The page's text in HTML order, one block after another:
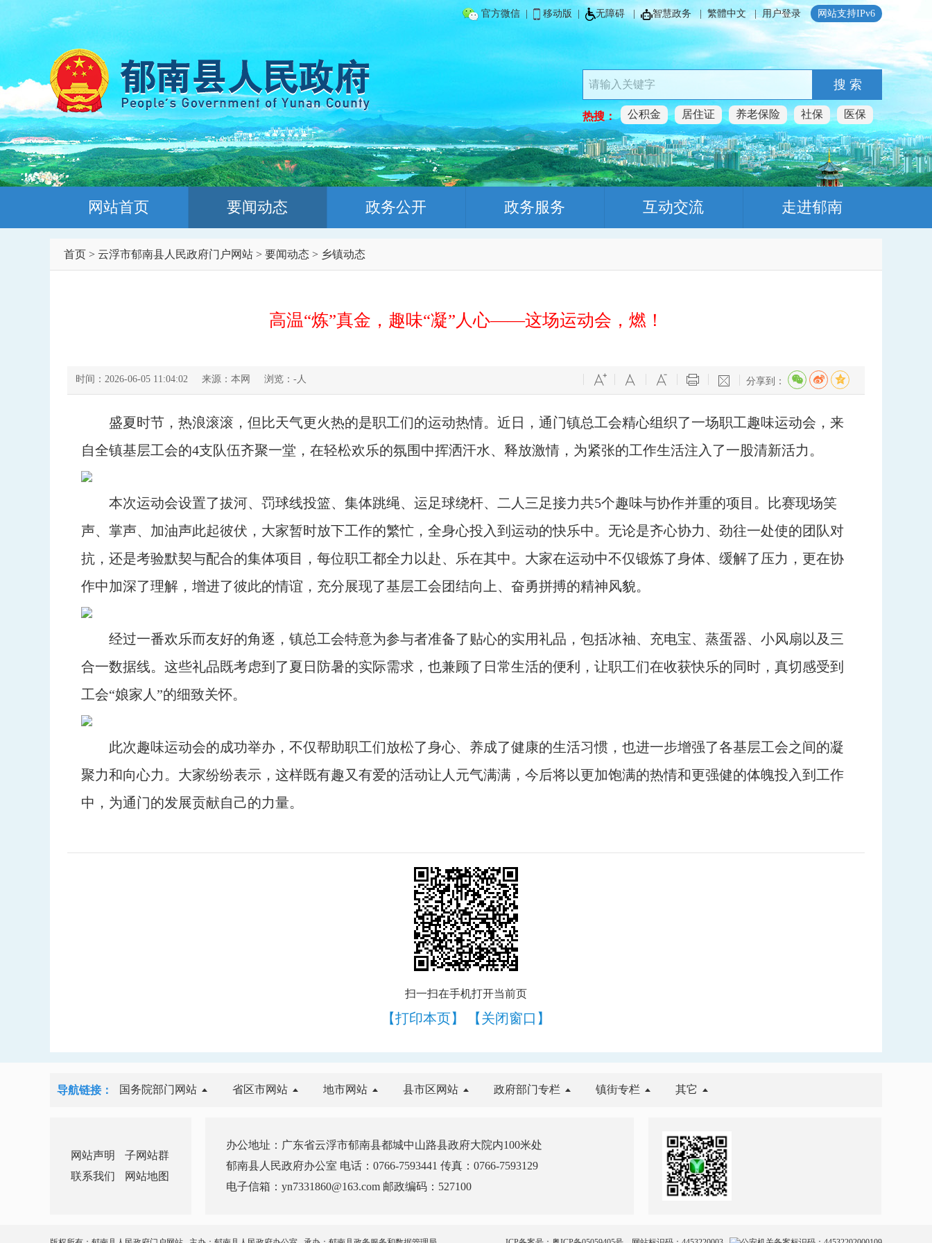
官方微信 移动版 无障碍 | 智慧政务| 繁體中文| 用户登录 网站支持IPv6
搜 索
热搜： 公积金 居住证 养老保险 社保 医保
网站首页 要闻动态 政务公开 政务服务 互动交流 走进郁南
首页 > 云浮市郁南县人民政府门户网站 > 要闻动态 > 乡镇动态
高温“炼”真金，趣味“凝”人心——这场运动会，燃！
时间：2026-06-05 11:04:02 来源：本网 浏览： - 人 分享到：
盛夏时节，热浪滚滚，但比天气更火热的是职工们的运动热情。近日，通门镇总工会精心组织了一场职工趣味运动会，来
自全镇基层工会的4支队伍齐聚一堂，在轻松欢乐的氛围中挥洒汗水、释放激情，为紧张的工作生活注入了一股清新活力。
本次运动会设置了拔河、罚球线投篮、集体跳绳、运足球绕杆、二人三足接力共5个趣味与协作并重的项目。比赛现场笑
声、掌声、加油声此起彼伏，大家暂时放下工作的繁忙，全身心投入到运动的快乐中。无论是齐心协力、劲往一处使的团队对
抗，还是考验默契与配合的集体项目，每位职工都全力以赴、乐在其中。大家在运动中不仅锻炼了身体、缓解了压力，更在协
作中加深了理解，增进了彼此的情谊，充分展现了基层工会团结向上、奋勇拼搏的精神风貌。
经过一番欢乐而友好的角逐，镇总工会特意为参与者准备了贴心的实用礼品，包括冰袖、充电宝、蒸蛋器、小风扇以及三
合一数据线。这些礼品既考虑到了夏日防暑的实际需求，也兼顾了日常生活的便利，让职工们在收获快乐的同时，真切感受到
工会“娘家人”的细致关怀。
此次趣味运动会的成功举办，不仅帮助职工们放松了身心、养成了健康的生活习惯，也进一步增强了各基层工会之间的凝
聚力和向心力。大家纷纷表示，这样既有趣又有爱的活动让人元气满满，今后将以更加饱满的热情和更强健的体魄投入到工作
中，为通门的发展贡献自己的力量。
扫一扫在手机打开当前页
【打印本页】 【关闭窗口】
导航链接： 国务院部门网站 省区市网站 地市网站 县市区网站 政府部门专栏 镇街专栏 其它
网站声明
子网站群
联系我们
网站地图
办公地址：广东省云浮市郁南县都城中山路县政府大院内100米处
郁南县人民政府办公室 电话：0766-7593441 传真：0766-7593129
电子信箱：yn7331860@163.com 邮政编码：527100